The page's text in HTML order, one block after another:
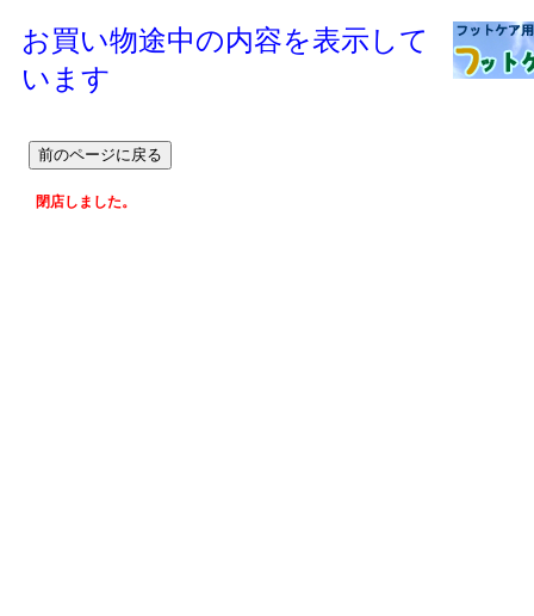
お買い物途中の内容を表示して
います
閉店しました。